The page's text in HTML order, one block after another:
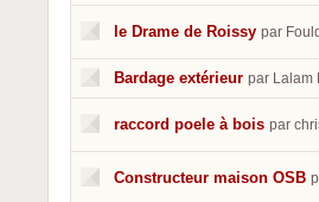
le Drame de Roissy par
Bardage extérieur par Lalam
raccord poele à bois par
Constructeur maison OSB